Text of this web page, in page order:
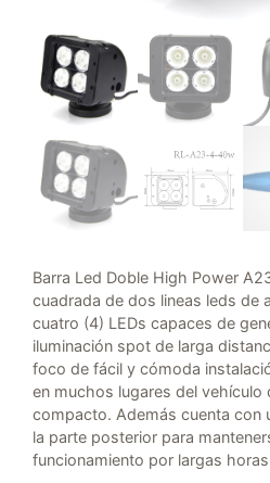
Barra Led Doble High Power
cuadrada de dos lineas leds de
cuatro (4) LEDs capaces de
iluminación spot de larga
foco de fácil y cómoda
en muchos lugares del vehículo
compacto. Además cuenta con
la parte posterior para
funcionamiento por largas